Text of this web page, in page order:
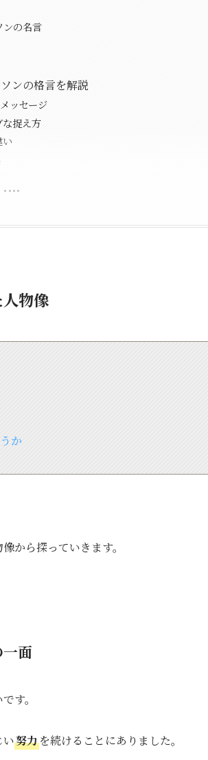
ンの名言
ンの格言を解説
ッセージ
な捉え方
物像
か
から探っていきます。
面
す。
い努力を続けることにありました。